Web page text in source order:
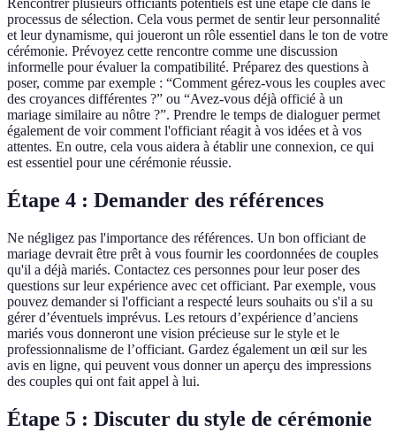
Rencontrer plusieurs officiants potentiels est une étape clé dans le
processus de sélection. Cela vous permet de sentir leur personnalité
et leur dynamisme, qui joueront un rôle essentiel dans le ton de votre
cérémonie. Prévoyez cette rencontre comme une discussion
informelle pour évaluer la compatibilité. Préparez des questions à
poser, comme par exemple : “Comment gérez-vous les couples avec
des croyances différentes ?” ou “Avez-vous déjà officié à un
mariage similaire au nôtre ?”. Prendre le temps de dialoguer permet
également de voir comment l'officiant réagit à vos idées et à vos
attentes. En outre, cela vous aidera à établir une connexion, ce qui
est essentiel pour une cérémonie réussie.
Étape 4 : Demander des références
Ne négligez pas l'importance des références. Un bon officiant de
mariage devrait être prêt à vous fournir les coordonnées de couples
qu'il a déjà mariés. Contactez ces personnes pour leur poser des
questions sur leur expérience avec cet officiant. Par exemple, vous
pouvez demander si l'officiant a respecté leurs souhaits ou s'il a su
gérer d’éventuels imprévus. Les retours d’expérience d’anciens
mariés vous donneront une vision précieuse sur le style et le
professionnalisme de l’officiant. Gardez également un œil sur les
avis en ligne, qui peuvent vous donner un aperçu des impressions
des couples qui ont fait appel à lui.
Étape 5 : Discuter du style de cérémonie